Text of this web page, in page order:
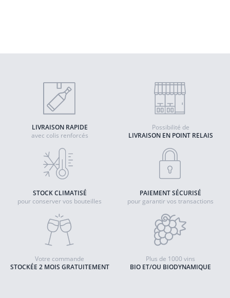
LIVRAISON RAPIDE
avec colis renforcés
LIVRAISON EN POINT RELAIS
Possibilité de
STOCK CLIMATISÉ
pour conserver vos bouteilles
PAIEMENT SÉCURISÉ
pour garantir vos transactions
STOCKÉE 2 MOIS GRATUITEMENT
Votre commande
BIO ET/OU BIODYNAMIQUE
Plus de 1000 vins